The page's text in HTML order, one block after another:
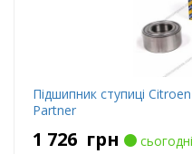
Підшипник ступиці
Partner
1 726 грн
сьогодні